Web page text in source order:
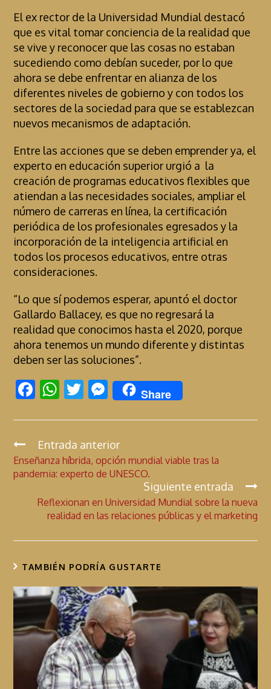
El ex rector de la Universidad Mundial destacó
que es vital tomar conciencia de la realidad que
se vive y reconocer que las cosas no estaban
sucediendo como debían suceder, por lo que
ahora se debe enfrentar en alianza de los
diferentes niveles de gobierno y con todos los
sectores de la sociedad para que se establezcan
nuevos mecanismos de adaptación.
Entre las acciones que se deben emprender ya, el
experto en educación superior urgió a la
creación de programas educativos flexibles que
atiendan a las necesidades sociales, ampliar el
número de carreras en línea, la certificación
periódica de los profesionales egresados y la
incorporación de la inteligencia artificial en
todos los procesos educativos, entre otras
consideraciones.
“Lo que sí podemos esperar, apuntó el doctor
Gallardo Ballacey, es que no regresará la
realidad que conocimos hasta el 2020, porque
ahora tenemos un mundo diferente y distintas
deben ser las soluciones”.
F
e
b
o
k
W
at
s
A
p
p
T
itt
er
M
es
se
n
g
Share
C
o
n
a
r
l
y
Entrada anterior
Enseñanza híbrida, opción mundial viable tras la
pandemia: experto de UNESCO.
Siguiente entrada
Reflexionan en Universidad Mundial sobre la nueva
realidad en las relaciones públicas y el marketing
TAMBIÉN PODRÍA GUSTARTE